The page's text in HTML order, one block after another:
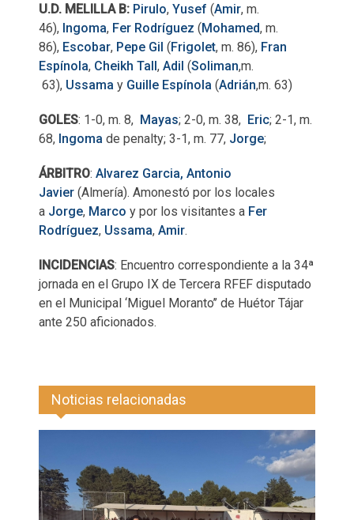
U.D. MELILLA B: Pirulo, Yusef (Amir, m.
46), Ingoma, Fer Rodríguez (Mohamed, m.
86), Escobar, Pepe Gil (Frigolet, m. 86), Fran
Espínola, Cheikh Tall, Adil (Soliman,m.
63), Ussama y Guille Espínola (Adrián,m. 63)
GOLES: 1-0, m. 8, Mayas; 2-0, m. 38, Eric; 2-1, m.
68, Ingoma de penalty; 3-1, m. 77, Jorge;
ÁRBITRO: Alvarez Garcia, Antonio
Javier (Almería). Amonestó por los locales
a Jorge, Marco y por los visitantes a Fer
Rodríguez, Ussama, Amir.
INCIDENCIAS: Encuentro correspondiente a la 34ª
jornada en el Grupo IX de Tercera RFEF disputado
en el Municipal ‘Miguel Moranto’’ de Huétor Tájar
ante 250 aficionados.
Noticias relacionadas